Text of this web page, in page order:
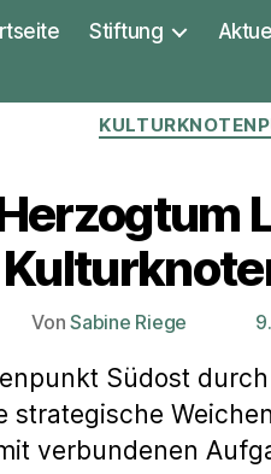
Stiftung
Beitragsautor
VonSabine Riege
Südost
strategische
verbundenen